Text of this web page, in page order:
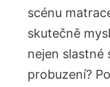
scénu
skutečně
nejen slastné
probuzení?